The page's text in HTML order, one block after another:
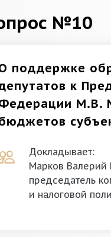
№10
поддержке
к
М.В.
Докладывает:
Марков Валерий
председатель
и налоговой